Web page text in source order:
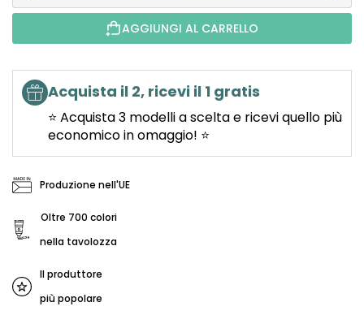
AGGIUNGI AL CARRELLO
Acquista il 2, ricevi il 1 gratis
⭐ Acquista 3 modelli a scelta e ricevi quello più
economico in omaggio! ⭐
Produzione nell'UE
Oltre 700 colori
nella tavolozza
Il produttore
più popolare